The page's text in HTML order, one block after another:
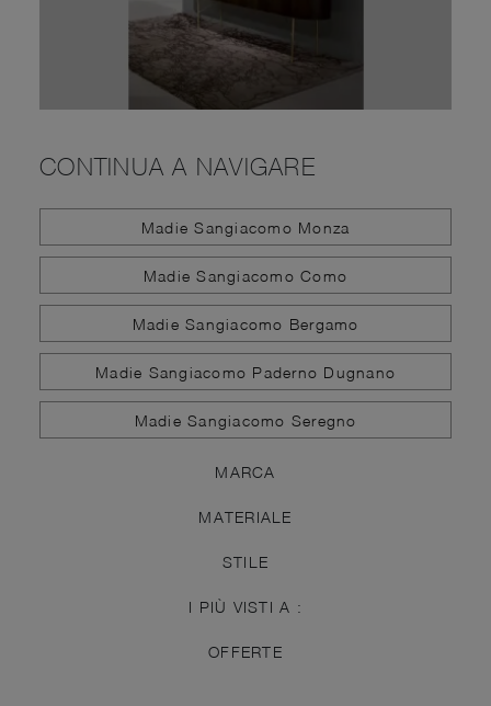
CONTINUA A NAVIGARE
Madie Sangiacomo Monza
Madie Sangiacomo Como
Madie Sangiacomo Bergamo
Madie Sangiacomo Paderno Dugnano
Madie Sangiacomo Seregno
MARCA
MATERIALE
STILE
I PIÙ VISTI A :
OFFERTE